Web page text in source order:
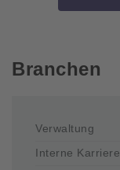
Branchen
Verwaltung
Interne Karriere